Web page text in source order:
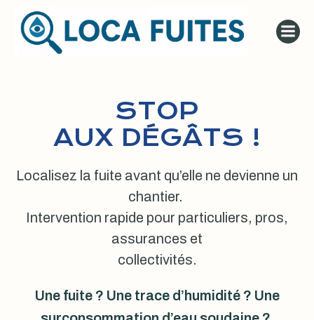
au
contenu
STOP
AUX DÉGÂTS !
Localisez la fuite avant qu’elle ne devienne un
chantier.
Intervention rapide pour particuliers, pros,
assurances et
collectivités.
Une fuite ? Une trace d’humidité ? Une